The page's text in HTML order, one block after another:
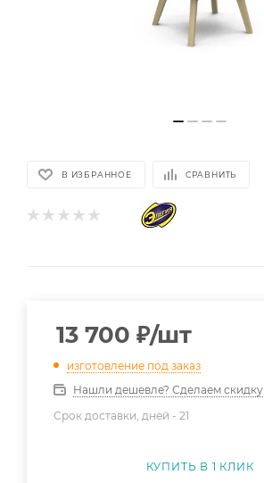
В ИЗБРАННОЕ СРАВНИТЬ
13 700 ₽/шт
изготовление под заказ
Нашли дешевле? Сделаем скидку
Срок доставки, дней - 21
КУПИТЬ В 1 КЛИК